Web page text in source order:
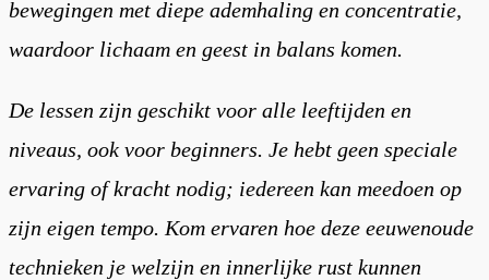
bewegingen met diepe ademhaling en concentratie,
waardoor lichaam en geest in balans komen.
De lessen zijn geschikt voor alle leeftijden en
niveaus, ook voor beginners. Je hebt geen speciale
ervaring of kracht nodig; iedereen kan meedoen op
zijn eigen tempo. Kom ervaren hoe deze eeuwenoude
technieken je welzijn en innerlijke rust kunnen